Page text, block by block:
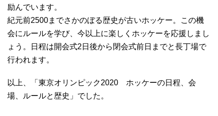
励んでいます。
紀元前2500までさかのぼる歴史が古いホッケー。この機
会にルールを学び、今以上に楽しくホッケーを応援しまし
ょう。日程は開会式2日後から閉会式前日までと長丁場で
行われます。
以上、「東京オリンピック2020 ホッケーの日程、会
場、ルールと歴史」でした。